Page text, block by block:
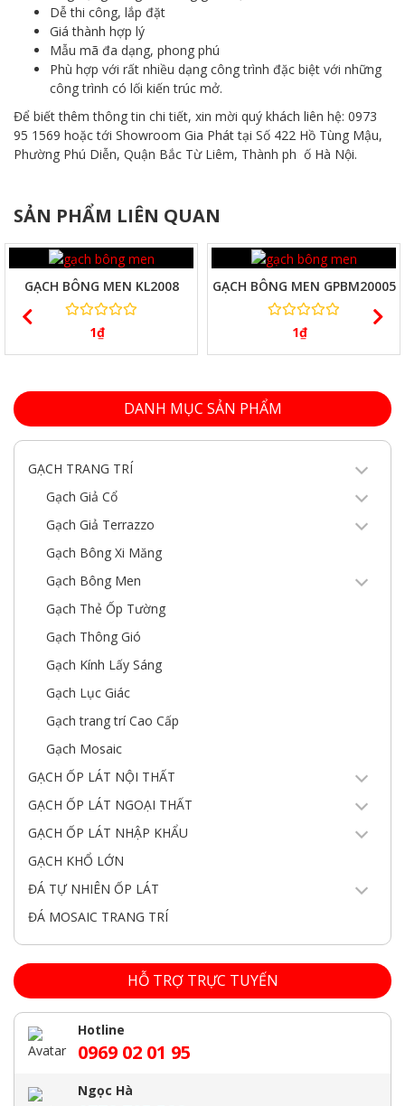
Dễ thi công, lắp đặt
Giá thành hợp lý
Mẫu mã đa dạng, phong phú
Phù hợp với rất nhiều dạng công trình đặc biệt với những
công trình có lối kiến trúc mở.
Để biết thêm thông tin chi tiết, xin mời quý khách liên hệ: 0973
95 1569 hoặc tới Showroom Gia Phát tại Số 422 Hồ Tùng Mậu,
Phường Phú Diễn, Quận Bắc Từ Liêm, Thành ph ố Hà Nội.
SẢN PHẨM LIÊN QUAN
GẠCH BÔNG MEN KL2008
1₫
XEM NHANH
GẠCH BÔNG MEN GPBM20005
1₫
XEM NHANH
DANH MỤC SẢN PHẨM
GẠCH TRANG TRÍ
Gạch Giả Cổ
Gạch Giả Terrazzo
Gạch Bông Xi Măng
Gạch Bông Men
Gạch Thẻ Ốp Tường
Gạch Thông Gió
Gạch Kính Lấy Sáng
Gạch Lục Giác
Gạch trang trí Cao Cấp
Gạch Mosaic
GẠCH ỐP LÁT NỘI THẤT
GẠCH ỐP LÁT NGOẠI THẤT
GẠCH ỐP LÁT NHẬP KHẨU
GẠCH KHỔ LỚN
ĐÁ TỰ NHIÊN ỐP LÁT
ĐÁ MOSAIC TRANG TRÍ
HỖ TRỢ TRỰC TUYẾN
Hotline
0969 02 01 95
Ngọc Hà